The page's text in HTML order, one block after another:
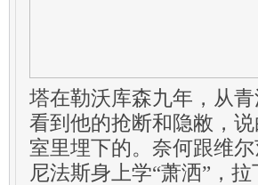
塔在勒沃库森九年，从
看到他的抢断和隐敝，
室里埋下的。奈何跟维
尼法斯身上学“萧洒”，